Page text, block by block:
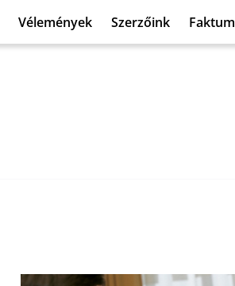
Vélemények Szerzőink Faktum